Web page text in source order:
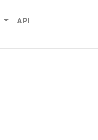
API